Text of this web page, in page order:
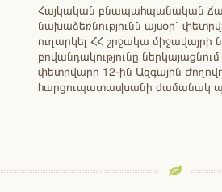
Հայկական բնապահպանական
նախաձեռնությունն այսօր՝
ուղարկել ՀՀ շրջակա
բովանդակությունը
փետրվարի 12-ին Ազգային
հարցուպատասխանի ժամանակ